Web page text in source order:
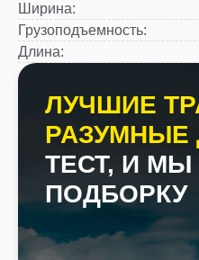
Ширина:
Грузоподъемность:
Длина:
ЛУЧШИЕ
РАЗУМНЫЕ
ТЕСТ, И
ПОДБОРКУ